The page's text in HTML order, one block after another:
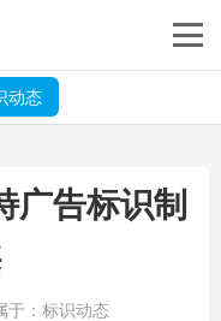
动态
广告标识制
于： 标识动态